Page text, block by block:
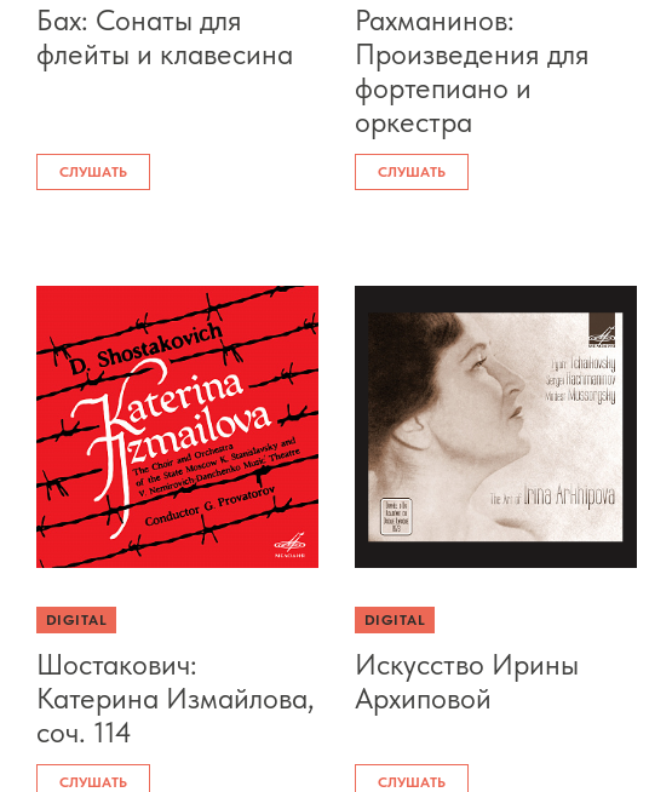
Бах: Сонаты для
флейты и клавесина
СЛУШАТЬ
Рахманинов:
Произведения для
фортепиано и
оркестра
СЛУШАТЬ
DIGITAL
Шостакович:
Катерина Измайлова,
соч. 114
СЛУШАТЬ
DIGITAL
Искусство Ирины
Архиповой
СЛУШАТЬ